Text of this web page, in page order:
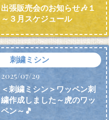
出張販売会のお知らせ🎶１
～３月スケジュール
刺繍ミシン
2025/07/29
＜刺繍ミシン＞ワッペン刺
繍作成しました～虎のワッ
ペン～🎵